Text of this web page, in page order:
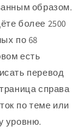
образом.
более 2500
по 68
есть
перевод
справа
по теме или
уровню.